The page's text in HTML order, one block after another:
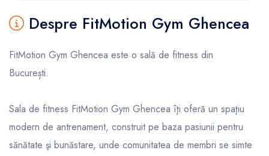
Despre FitMotion Gym Ghencea
FitMotion Gym Ghencea este o sală de fitness din
București.
Sala de fitness FitMotion Gym Ghencea îţi oferă un spaţiu
modern de antrenament, construit pe baza pasiunii pentru
sănătate şi bunăstare, unde comunitatea de membri se simte